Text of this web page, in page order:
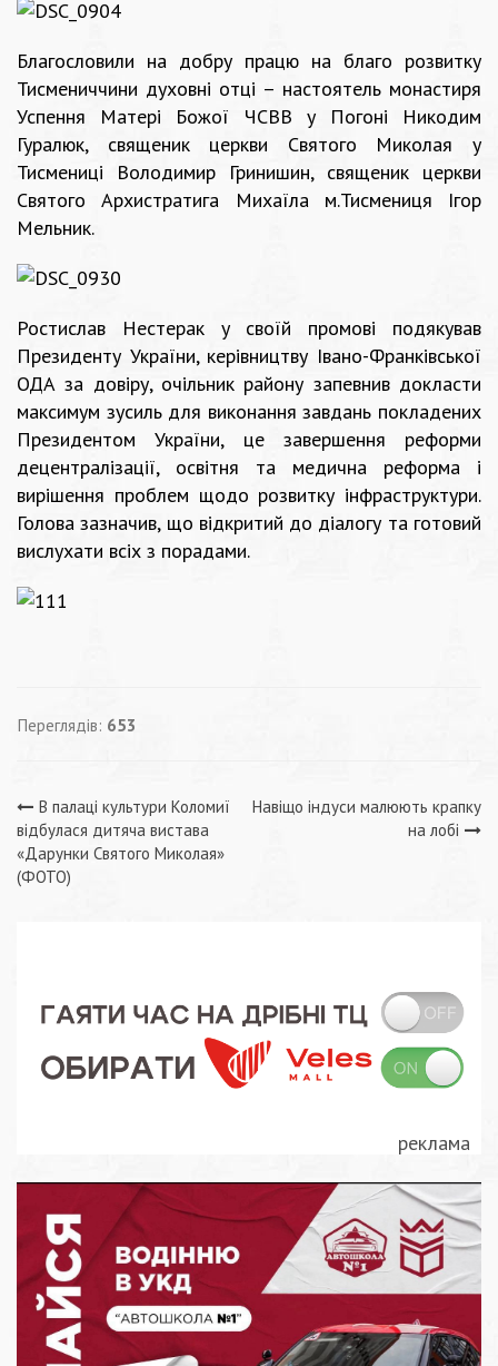
Благословили на добру працю на благо розвитку
Тисмениччини духовні отці – настоятель монастиря
Успення Матері Божої ЧСВВ у Погоні Никодим
Гуралюк, священик церкви Святого Миколая у
Тисмениці Володимир Гринишин, священик церкви
Святого Архистратига Михаїла м.Тисмениця Ігор
Мельник.
Ростислав Нестерак у своїй промові подякував
Президенту України, керівництву Івано-Франківської
ОДА за довіру, очільник району запевнив докласти
максимум зусиль для виконання завдань покладених
Президентом України, це завершення реформи
децентралізації, освітня та медична реформа і
вирішення проблем щодо розвитку інфраструктури.
Голова зазначив, що відкритий до діалогу та готовий
вислухати всіх з порадами.
Переглядів: 653
Навігація
записів
В палаці культури Коломиї
відбулася дитяча вистава
«Дарунки Святого Миколая»
(ФОТО)
Навіщо індуси малюють крапку
на лобі